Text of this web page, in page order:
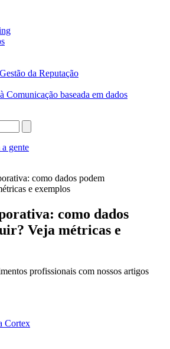
da Reputação
Comunicação baseada em dados
gente
como dados
Veja métricas e
profissionais com nossos artigos
Cortex